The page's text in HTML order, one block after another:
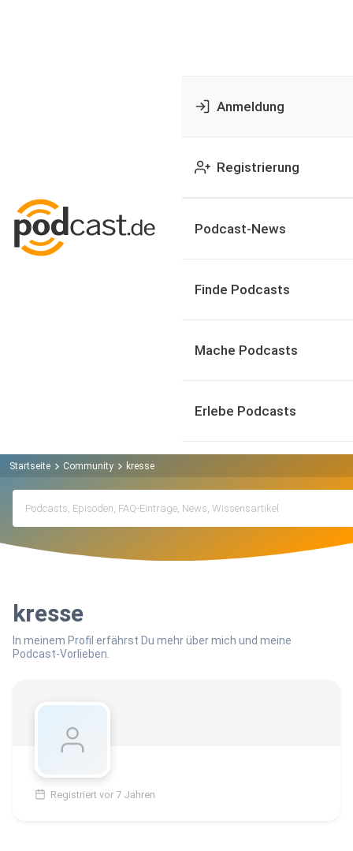
Anmeldung
Registrierung
Podcast-News
Finde Podcasts
Mache Podcasts
Erlebe Podcasts
Startseite Community kresse
kresse
In meinem Profil erfährst Du mehr über mich und meine
Podcast-Vorlieben.
Registriert vor 7 Jahren